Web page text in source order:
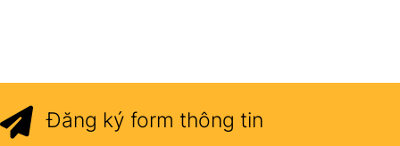
Đăng ký form thông tin